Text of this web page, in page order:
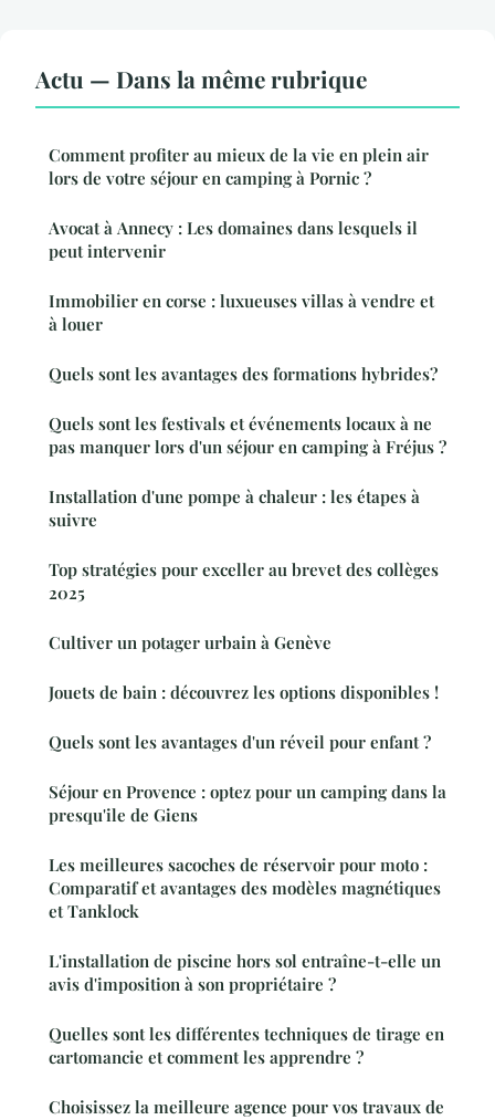
Actu — Dans la même rubrique
Comment profiter au mieux de la vie en plein air
lors de votre séjour en camping à Pornic ?
Avocat à Annecy : Les domaines dans lesquels il
peut intervenir
Immobilier en corse : luxueuses villas à vendre et
à louer
Quels sont les avantages des formations hybrides?
Quels sont les festivals et événements locaux à ne
pas manquer lors d'un séjour en camping à Fréjus ?
Installation d'une pompe à chaleur : les étapes à
suivre
Top stratégies pour exceller au brevet des collèges
2025
Cultiver un potager urbain à Genève
Jouets de bain : découvrez les options disponibles !
Quels sont les avantages d'un réveil pour enfant ?
Séjour en Provence : optez pour un camping dans la
presqu'ile de Giens
Les meilleures sacoches de réservoir pour moto :
Comparatif et avantages des modèles magnétiques
et Tanklock
L'installation de piscine hors sol entraîne-t-elle un
avis d'imposition à son propriétaire ?
Quelles sont les différentes techniques de tirage en
cartomancie et comment les apprendre ?
Choisissez la meilleure agence pour vos travaux de